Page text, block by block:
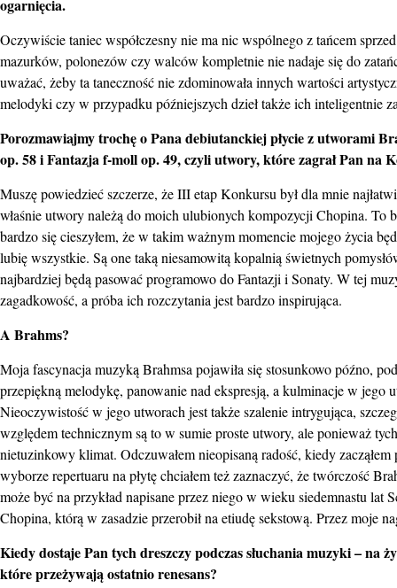
ogarnięcia.
Oczywiście taniec współczesny nie ma nic wspólnego z tańcem
mazurków, polonezów czy walców kompletnie nie nadaje się do
uważać, żeby ta taneczność nie zdominowała innych wartości
melodyki czy w przypadku późniejszych dzieł także ich inteligentnie
Porozmawiajmy trochę o Pana debiutanckiej płycie z utworami
op. 58 i Fantazja f-moll op. 49, czyli utwory, które zagrał Pan na
Muszę powiedzieć szczerze, że III etap Konkursu był dla mnie
właśnie utwory należą do moich ulubionych kompozycji Chopina. To
bardzo się cieszyłem, że w takim ważnym momencie mojego życia
lubię wszystkie. Są one taką niesamowitą kopalnią świetnych
najbardziej będą pasować programowo do Fantazji i Sonaty. W tej
zagadkowość, a próba ich rozczytania jest bardzo inspirująca.
A Brahms?
Moja fascynacja muzyką Brahmsa pojawiła się stosunkowo późno,
przepiękną melodykę, panowanie nad ekspresją, a kulminacje w jego
Nieoczywistość w jego utworach jest także szalenie intrygująca,
względem technicznym są to w sumie proste utwory, ale ponieważ
nietuzinkowy klimat. Odczuwałem nieopisaną radość, kiedy
wyborze repertuaru na płytę chciałem też zaznaczyć, że twórczość
może być na przykład napisane przez niego w wieku siedemnastu
Chopina, którą w zasadzie przerobił na etiudę sekstową. Przez moje
Kiedy dostaje Pan tych dreszczy podczas słuchania muzyki –
które przeżywają ostatnio renesans?